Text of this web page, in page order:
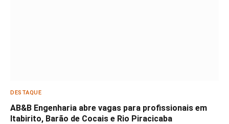
DESTAQUE
AB&B Engenharia abre vagas para profissionais em
Itabirito, Barão de Cocais e Rio Piracicaba